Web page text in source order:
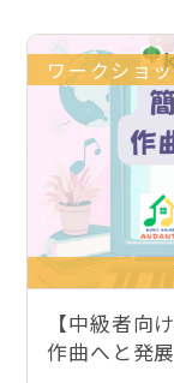
ワークショ
【中級者向
作曲へと発